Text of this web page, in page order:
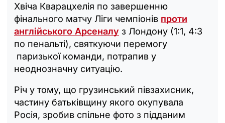
Хвіча Кварацхелія по завершенню
фінального матчу Ліги чемпіонів проти
англійського Арсеналу з Лондону (1:1, 4:3
по пенальті), святкуючи перемогу
паризької команди, потрапив у
неоднозначну ситуацію.
Річ у тому, що грузинський півзахисник,
частину батьківщину якого окупувала
Росія, зробив спільне фото з підданим